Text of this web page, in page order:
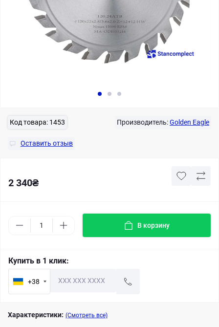
Код товара: 1453 Производитель:Golden Eagle
Оставить отзыв
2 340₴
В корзину
Купить в 1 клик:
+38
Характеристики: (Смотреть все)